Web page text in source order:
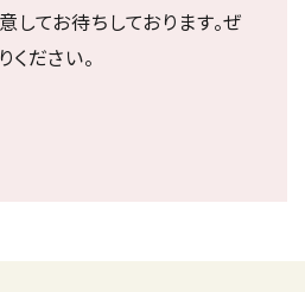
してお待ちしております。ぜ
ださい。